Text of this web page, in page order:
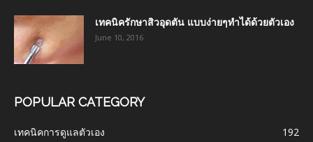
เทคนิครักษาสิวอุดตัน แบบง่ายๆทำได้ด้วยตัวเอง
June 10, 2016
POPULAR CATEGORY
เทคนิคการดูแลตัวเอง
192